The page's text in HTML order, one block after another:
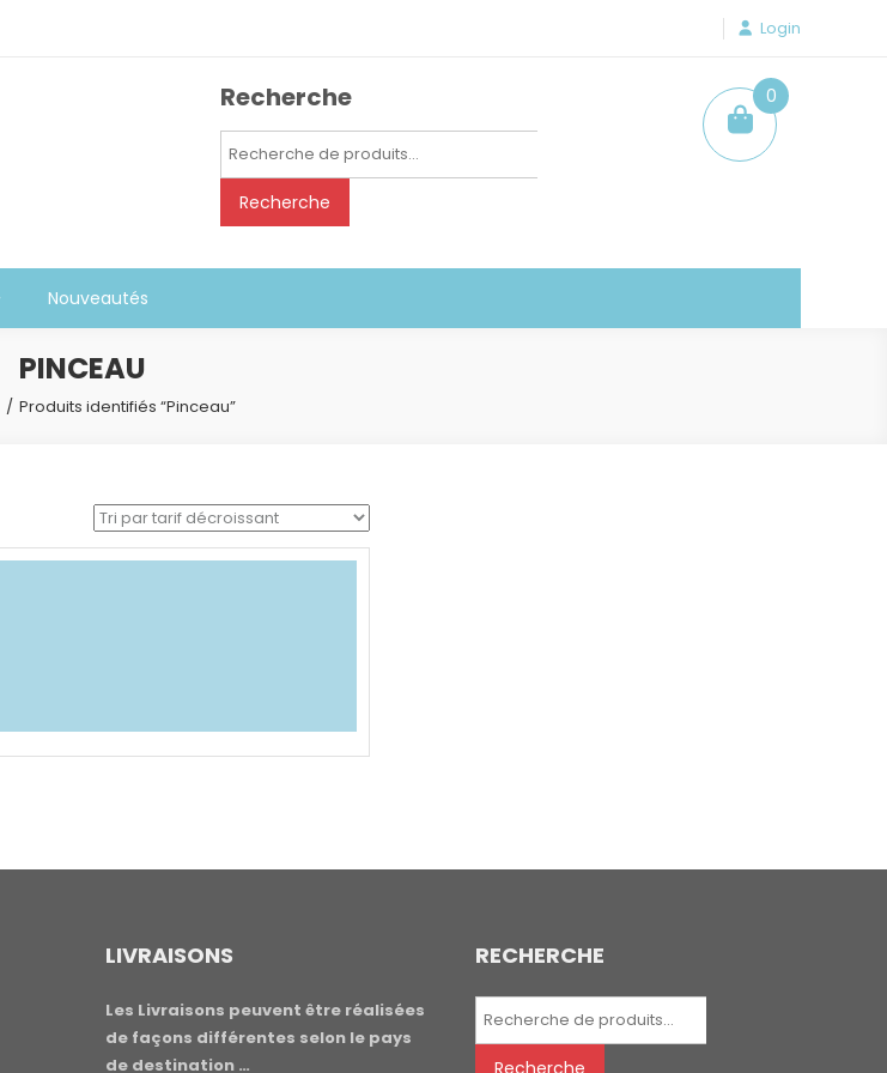
Login
Recherche
Recherche
Recherche
0
item
Nouveautés
PINCEAU
Produits identifiés “Pinceau”
LIVRAISONS
Les Livraisons peuvent être réalisées
de façons différentes selon le pays
de destination …
RECHERCHE
Recherche
Recherche